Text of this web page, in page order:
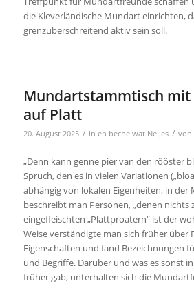
die Kleverländische Mundart einrichten,
grenzüberschreitend aktiv sein soll.
Mundartstammtisch mit
auf Platt
20. August 2025 / in en beche wat Neijes / von
„Denn kann genne pier van den rööster
Spruch, den es in vielen Variationen
abhängig von lokalen Eigenheiten, in der
beschreibt man Personen, „denen nichts
eingefleischten „Plattproatern“ ist der
Weise verständigte man sich früher über
Eigenschaften und fand Bezeichnungen
und Begriffe. Darüber und was es sonst
früher gab, unterhalten sich die